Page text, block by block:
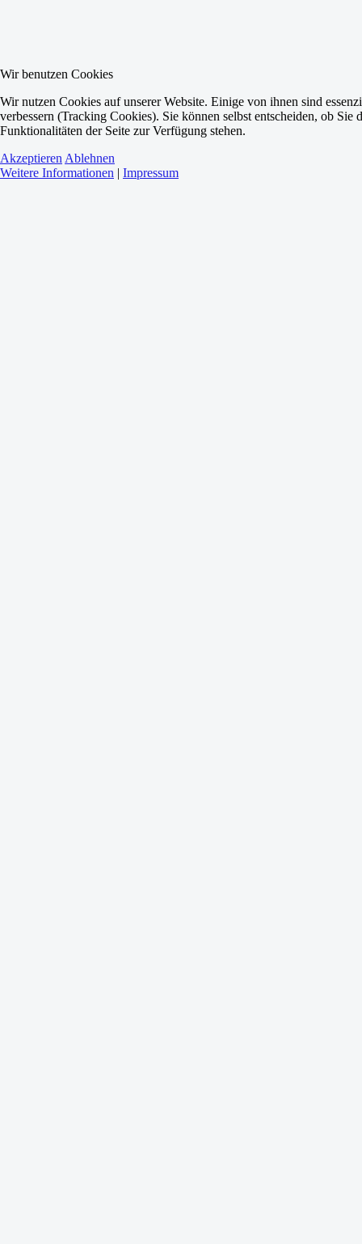
Wir benutzen Cookies
Wir nutzen Cookies auf unserer Website. Einige von ihnen sind
verbessern (Tracking Cookies). Sie können selbst entscheiden, ob
Funktionalitäten der Seite zur Verfügung stehen.
Akzeptieren Ablehnen
Weitere Informationen | Impressum